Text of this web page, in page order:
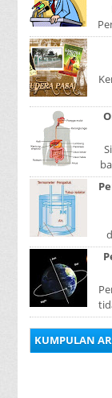
KUMPULAN